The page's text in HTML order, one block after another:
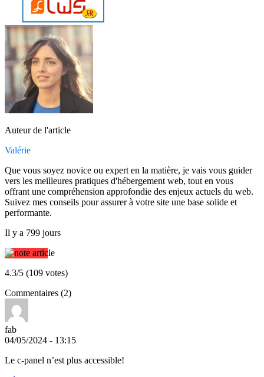
Auteur de l'article
Valérie
Que vous soyez novice ou expert en la matière, je vais vous guider
vers les meilleures pratiques d'hébergement web, tout en vous
offrant une compréhension approfondie des enjeux actuels du web.
Suivez mes conseils pour assurer à votre site une base solide et
performante.
Il y a 799 jours
4.3/5 (109 votes)
Commentaires (2)
fab
04/05/2024 - 13:15
Le c-panel n’est plus accessible!